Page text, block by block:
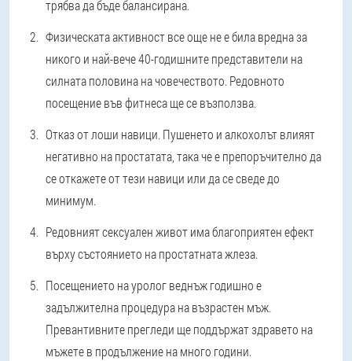
трябва да бъде балансирана.
Физическата активност все още не е била вредна за
никого и най-вече 40-годишните представители на
силната половина на човечеството. Редовното
посещение във фитнеса ще се възползва.
Отказ от лоши навици. Пушенето и алкохолът влияят
негативно на простатата, така че е препоръчително да
се откажете от тези навици или да се сведе до
минимум.
Редовният сексуален живот има благоприятен ефект
върху състоянието на простатната жлеза.
Посещението на уролог веднъж годишно е
задължителна процедура на възрастен мъж.
Превантивните прегледи ще поддържат здравето на
мъжете в продължение на много години.